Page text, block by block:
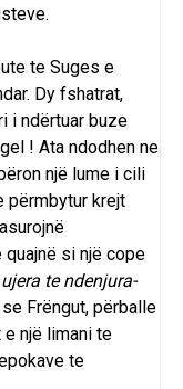
te Suges e
Dy fshatrat,
i ndërtuar buze
! Ata ndodhen ne
një lume i cili
përmbytur krejt
si një cope
te ndenjura-
Frëngut, përballe
e një limani te
te